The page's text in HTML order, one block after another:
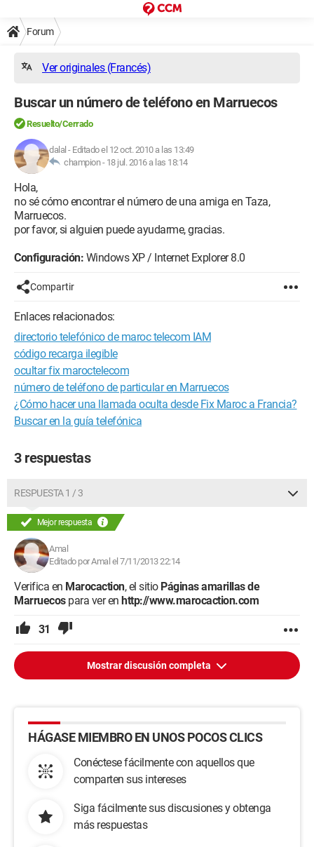
Forum
Ver originales (Francés)
Buscar un número de teléfono en Marruecos
Resuelto/Cerrado
dalal - Editado el 12 oct. 2010 a las 13:49
champion - 18 jul. 2016 a las 18:14
Hola,
no sé cómo encontrar el número de una amiga en Taza,
Marruecos.
por favor, si alguien puede ayudarme, gracias.
Configuración: Windows XP / Internet Explorer 8.0
Compartir
Enlaces relacionados:
directorio telefónico de maroc telecom IAM
código recarga ilegible
ocultar fix maroctelecom
número de teléfono de particular en Marruecos
¿Cómo hacer una llamada oculta desde Fix Maroc a Francia?
Buscar en la guía telefónica
3 respuestas
RESPUESTA 1 / 3
Mejor respuesta
Amal
Editado por Amal el 7/11/2013 22:14
Verifica en Marocaction, el sitio Páginas amarillas de
Marruecospara ver en http://www.marocaction.com
31
Mostrar discusión completa
HÁGASE MIEMBRO EN UNOS POCOS CLICS
Conéctese fácilmente con aquellos que
comparten sus intereses
Siga fácilmente sus discusiones y obtenga
más respuestas